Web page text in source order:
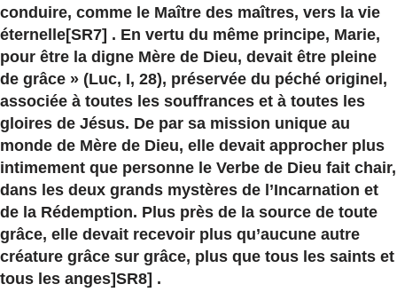
conduire, comme le Maître des maîtres, vers la vie
éternelle[SR7] . En vertu du même principe, Marie,
pour être la digne Mère de Dieu, devait être pleine
de grâce » (Luc, I, 28), préservée du péché originel,
associée à toutes les souffrances et à toutes les
gloires de Jésus. De par sa mission unique au
monde de Mère de Dieu, elle devait approcher plus
intimement que personne le Verbe de Dieu fait chair,
dans les deux grands mystères de l’Incarnation et
de la Rédemption. Plus près de la source de toute
grâce, elle devait recevoir plus qu’aucune autre
créature grâce sur grâce, plus que tous les saints et
tous les anges]SR8] .